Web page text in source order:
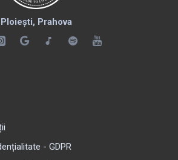
Ploiești, Prahova
- GDPR